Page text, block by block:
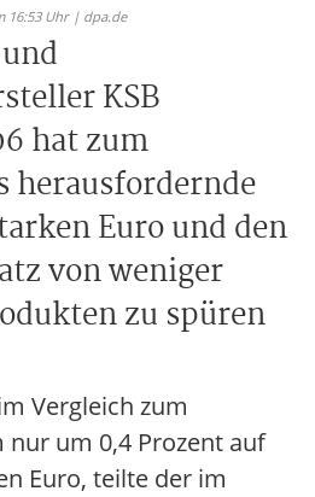
16:53 Uhr | dpa.de
KSB
hat zum
herausfordernde
Euro und den
von weniger
zu spüren
Vergleich zum
um 0,4 Prozent auf
Euro, teilte der im